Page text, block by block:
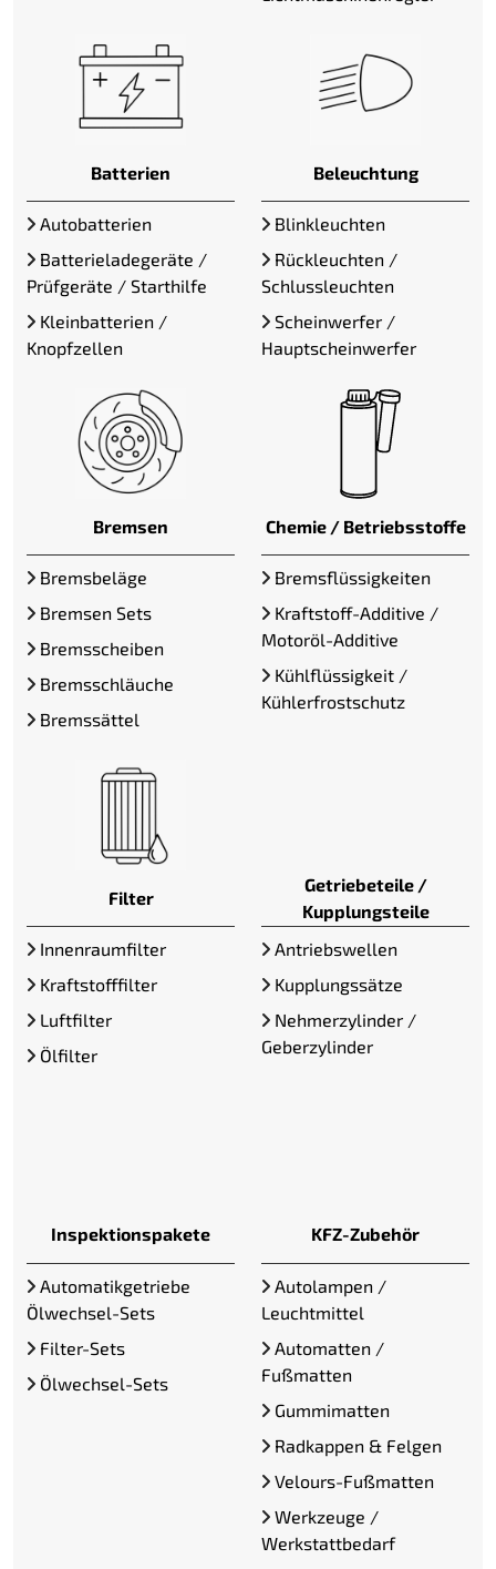
Batterien
Autobatterien
Batterieladegeräte /
Prüfgeräte / Starthilfe
Kleinbatterien /
Knopfzellen
Beleuchtung
Blinkleuchten
Rückleuchten /
Schlussleuchten
Scheinwerfer /
Hauptscheinwerfer
Bremsen
Bremsbeläge
Bremsen Sets
Bremsscheiben
Bremsschläuche
Bremssättel
Chemie / Betriebsstoffe
Bremsflüssigkeiten
Kraftstoff-Additive /
Motoröl-Additive
Kühlflüssigkeit /
Kühlerfrostschutz
Filter
Innenraumfilter
Kraftstofffilter
Luftfilter
Ölfilter
Getriebeteile /
Kupplungsteile
Antriebswellen
Kupplungssätze
Nehmerzylinder /
Geberzylinder
Inspektionspakete
Automatikgetriebe
Ölwechsel-Sets
Filter-Sets
Ölwechsel-Sets
KFZ-Zubehör
Autolampen /
Leuchtmittel
Automatten /
Fußmatten
Gummimatten
Radkappen & Felgen
Velours-Fußmatten
Werkzeuge /
Werkstattbedarf